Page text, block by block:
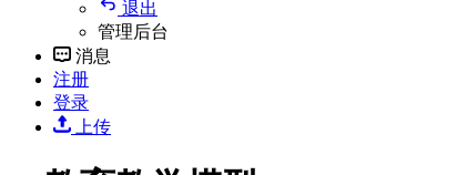
退出
管理后台
消息
注册
登录
上传